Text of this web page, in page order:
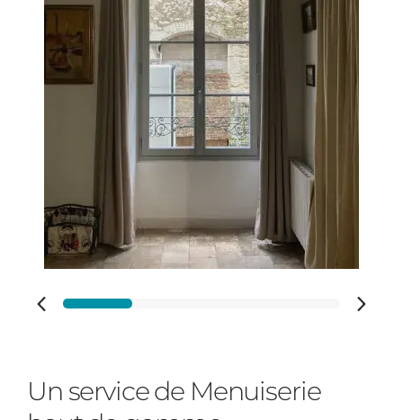
Carports
Cloture
Portail
Précédent Suivant
Vos disponibilités
Adresse des travaux
Un service de Menuiserie